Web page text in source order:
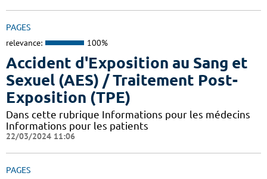
PAGES
relevance: 100%
Accident d'Exposition au Sang et
Sexuel (AES) / Traitement Post-
Exposition (TPE)
Dans cette rubrique Informations pour les médecins
Informations pour les patients
22/03/2024 11:06
PAGES